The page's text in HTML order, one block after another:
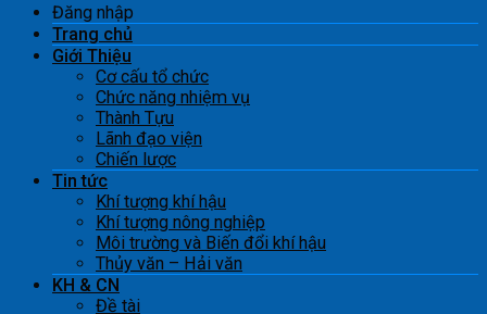
Đăng nhập
Trang chủ
Giới Thiệu
Cơ cấu tổ chức
Chức năng nhiệm vụ
Thành Tựu
Lãnh đạo viện
Chiến lược
Tin tức
Khí tượng khí hậu
Khí tượng nông nghiệp
Môi trường và Biến đổi khí hậu
Thủy văn – Hải văn
KH & CN
Đề tài